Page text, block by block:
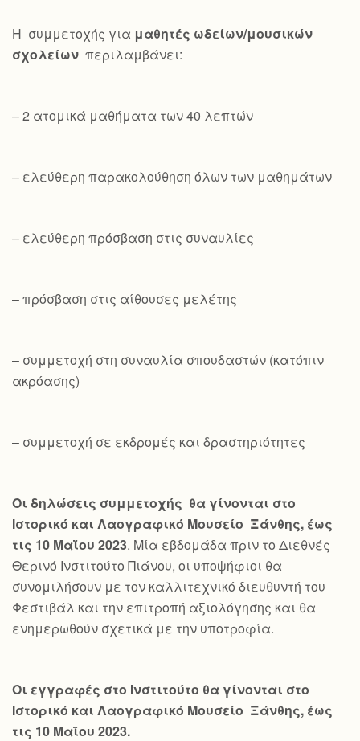
Η συμμετοχής για μαθητές ωδείων/μουσικών
σχολείων περιλαμβάνει:
– 2 ατομικά μαθήματα των 40 λεπτών
– ελεύθερη παρακολούθηση όλων των μαθημάτων
– ελεύθερη πρόσβαση στις συναυλίες
– πρόσβαση στις αίθουσες μελέτης
– συμμετοχή στη συναυλία σπουδαστών (κατόπιν
ακρόασης)
– συμμετοχή σε εκδρομές και δραστηριότητες
Οι δηλώσεις συμμετοχής θα γίνονται στο
Ιστορικό και Λαογραφικό Μουσείο Ξάνθης, έως
τις 10 Μαΐου 2023. Μία εβδομάδα πριν το Διεθνές
Θερινό Ινστιτούτο Πιάνου, οι υποψήφιοι θα
συνομιλήσουν με τον καλλιτεχνικό διευθυντή του
Φεστιβάλ και την επιτροπή αξιολόγησης και θα
ενημερωθούν σχετικά με την υποτροφία.
Οι εγγραφές στο Ινστιτούτο θα γίνονται στο
Ιστορικό και Λαογραφικό Μουσείο Ξάνθης, έως
τις 10 Μαΐου 2023.